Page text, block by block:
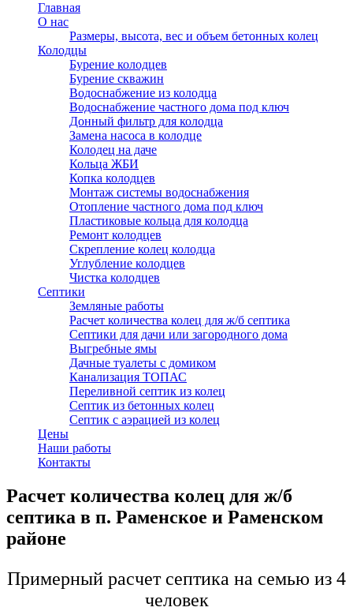
Главная
О нас
Размеры, высота, вес и объем бетонных колец
Колодцы
Бурение колодцев
Бурение скважин
Водоснабжение из колодца
Водоснабжение частного дома под ключ
Донный фильтр для колодца
Замена насоса в колодце
Колодец на даче
Кольца ЖБИ
Копка колодцев
Монтаж системы водоснабжения
Отопление частного дома под ключ
Пластиковые кольца для колодца
Ремонт колодцев
Скрепление колец колодца
Углубление колодцев
Чистка колодцев
Септики
Земляные работы
Расчет количества колец для ж/б септика
Септики для дачи или загородного дома
Выгребные ямы
Дачные туалеты с домиком
Канализация ТОПАС
Переливной септик из колец
Септик из бетонных колец
Септик с аэрацией из колец
Цены
Наши работы
Контакты
Расчет количества колец для ж/б
септика в п. Раменское и Раменском
районе
Примерный расчет септика на семью из 4
человек